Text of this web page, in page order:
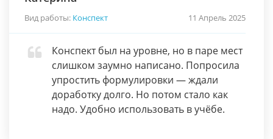
Вид работы: Конспект 11 Апрель 2025
Конспект был на уровне, но в паре мест
слишком заумно написано. Попросила
упростить формулировки — ждали
доработку долго. Но потом стало как
надо. Удобно использовать в учёбе.